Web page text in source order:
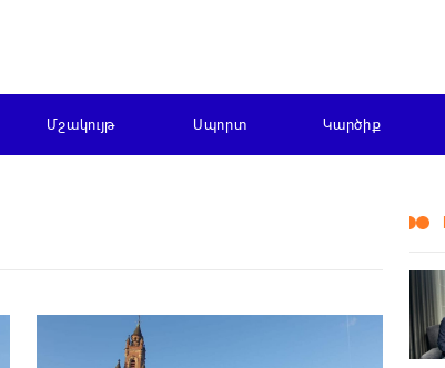
Մշակույթ Սպորտ Կարծիք